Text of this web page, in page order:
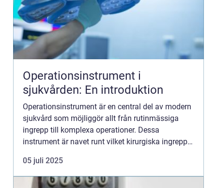
Operationsinstrument i
sjukvården: En introduktion
Operationsinstrument är en central del av modern
sjukvård som möjliggör allt från rutinmässiga
ingrepp till komplexa operationer. Dessa
instrument är navet runt vilket kirurgiska ingrepp
05 juli 2025